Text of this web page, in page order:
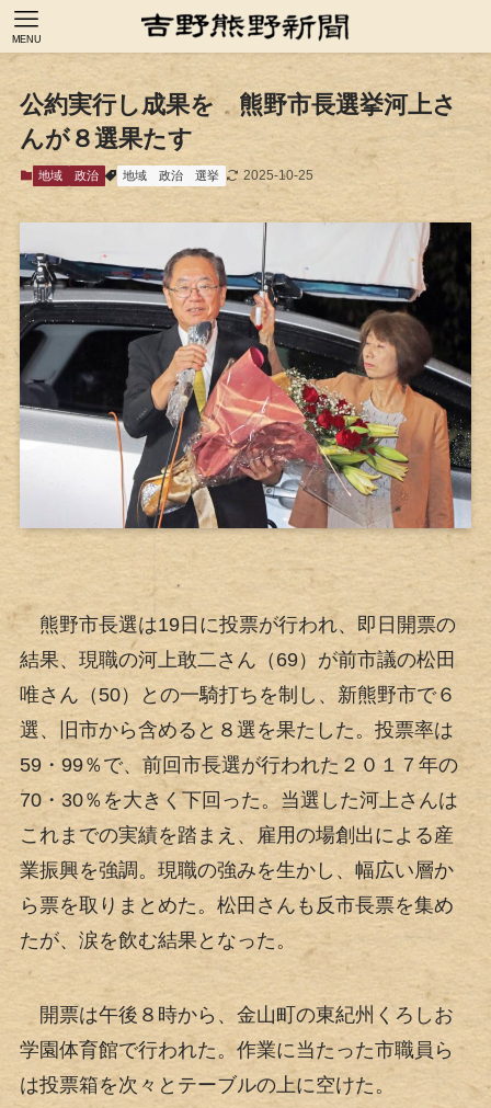
MENU
公約実行し成果を 熊野市長選挙河上さ
んが８選果たす
地域 政治 地域 政治 選挙 2025-10-25
熊野市長選は19日に投票が行われ、即日開票の
結果、現職の河上敢二さん（69）が前市議の松田
唯さん（50）との一騎打ちを制し、新熊野市で６
選、旧市から含めると８選を果たした。投票率は
59・99％で、前回市長選が行われた２０１７年の
70・30％を大きく下回った。当選した河上さんは
これまでの実績を踏まえ、雇用の場創出による産
業振興を強調。現職の強みを生かし、幅広い層か
ら票を取りまとめた。松田さんも反市長票を集め
たが、涙を飲む結果となった。
開票は午後８時から、金山町の東紀州くろしお
学園体育館で行われた。作業に当たった市職員ら
は投票箱を次々とテーブルの上に空けた。